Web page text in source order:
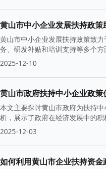
黄山市中小企业发展扶持政
黄山市中小企业发展扶持政策致
务、研发补贴和培训支持等多个
2025-12-10
黄山市政府扶持中小企业政
本文主要探讨黄山市政府为扶持
析，展示了政府在经济发展中的
2025-12-03
如何利用黄山市企业扶持资